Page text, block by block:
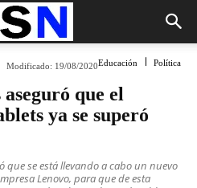
Educación Política
Modificado: 19/08/2020
que el
ya se superó
que se está llevando a cabo un nuevo
Lenovo, para que de esta